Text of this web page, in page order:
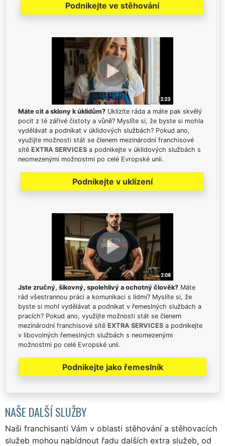
Podnikejte ve stěhování
Máte cit a sklony k úklidům? Uklízíte ráda a máte pak skvělý
pocit z té zářivé čistoty a vůně? Myslíte si, že byste si mohla
vydělávat a podnikat v úklidových službách? Pokud ano,
využijte možnosti stát se členem mezinárodní franchisové
sítě EXTRA SERVICES a podnikejte v úklidových službách s
neomezenými možnostmi po celé Evropské unii.
Podnikejte v uklízení
Jste zručný, šikovný, spolehlivý a ochotný člověk? Máte
rád všestrannou práci a komunikaci s lidmi? Myslíte si, že
byste si mohl vydělávat a podnikat v řemeslných službách a
pracích? Pokud ano, využijte možnosti stát se členem
mezinárodní franchisové sítě EXTRA SERVICES a podnikejte
v libovolných řemeslných službách s neomezenými
možnostmi po celé Evropské unii.
Podnikejte jako řemeslník
NAŠE DALŠÍ SLUŽBY
Naši franchisanti Vám v oblasti stěhování a stěhovacích
služeb mohou nabídnout řadu dalších extra služeb, od